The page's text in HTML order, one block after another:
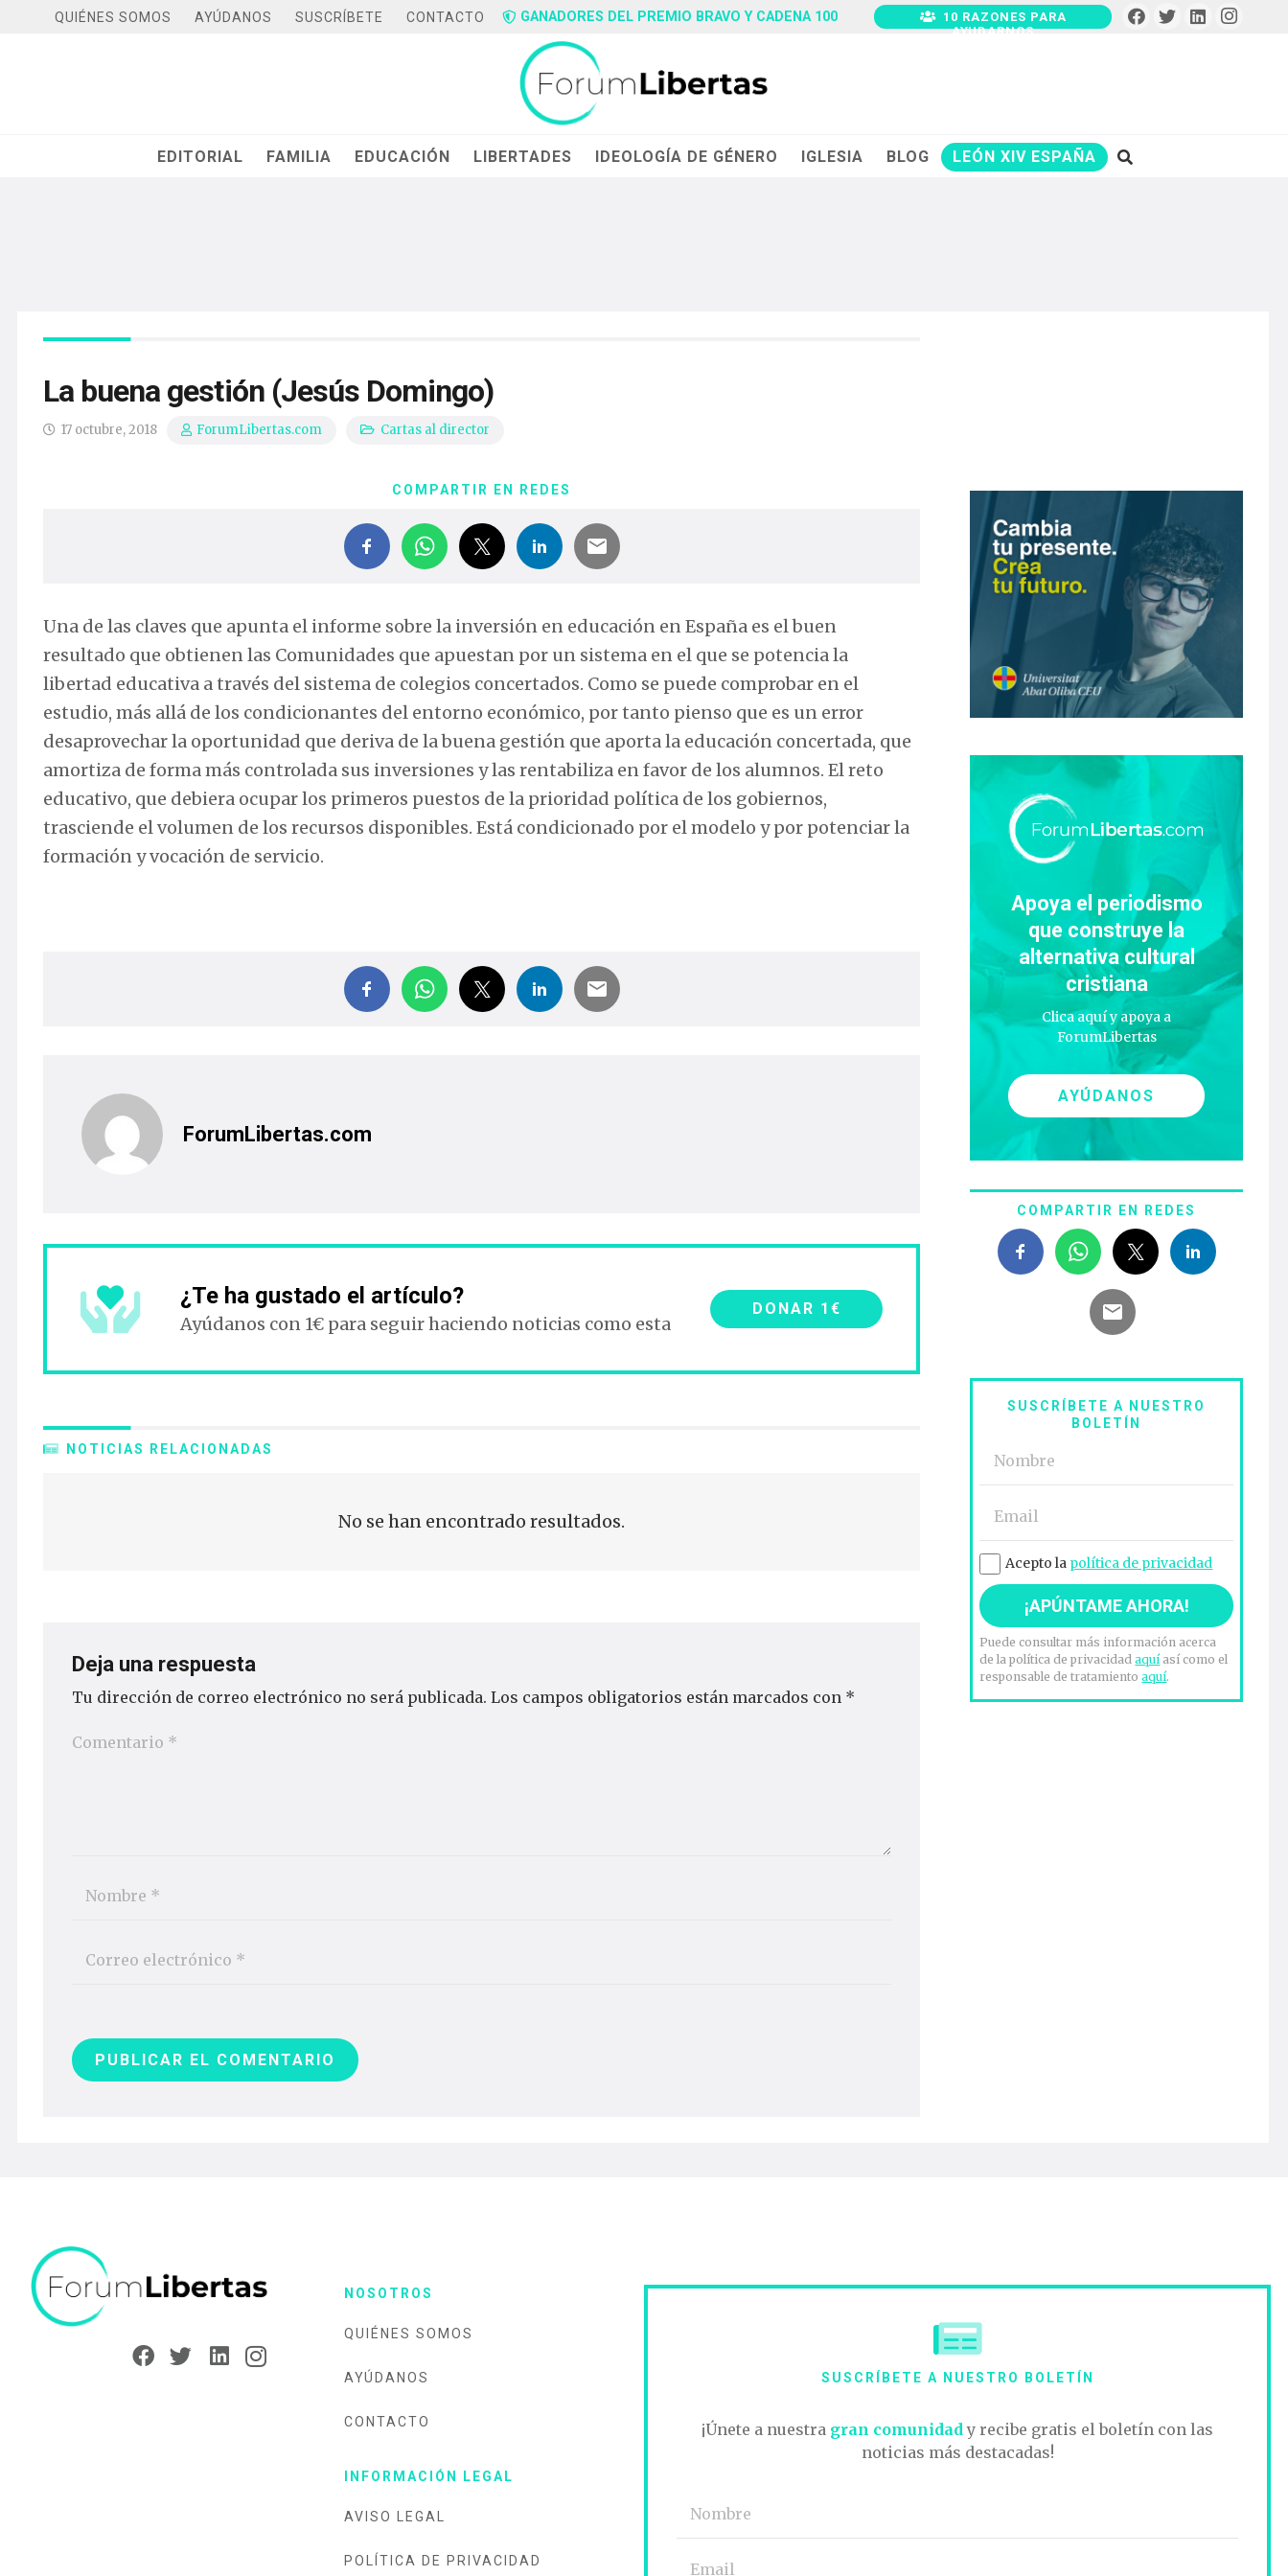
QUIÉNES SOMOS AYÚDANOS SUSCRÍBETE CONTACTO GANADORES DEL PREMIO BRAVO Y CADENA 100
10 RAZONES PARA
AYUDARNOS
EDITORIAL FAMILIA EDUCACIÓN LIBERTADES IDEOLOGÍA DE GÉNERO IGLESIA BLOG LEÓN XIV ESPAÑA
La buena gestión (Jesús Domingo)
17 octubre, 2018 ForumLibertas.com Cartas al director
COMPARTIR EN REDES
Una de las claves que apunta el informe sobre la inversión en educación en España es el buen
resultado que obtienen las Comunidades que apuestan por un sistema en el que se potencia la
libertad educativa a través del sistema de colegios concertados. Como se puede comprobar en el
estudio, más allá de los condicionantes del entorno económico, por tanto pienso que es un error
desaprovechar la oportunidad que deriva de la buena gestión que aporta la educación concertada, que
amortiza de forma más controlada sus inversiones y las rentabiliza en favor de los alumnos. El reto
educativo, que debiera ocupar los primeros puestos de la prioridad política de los gobiernos,
trasciende el volumen de los recursos disponibles. Está condicionado por el modelo y por potenciar la
formación y vocación de servicio.
ForumLibertas.com
¿Te ha gustado el artículo?
Ayúdanos con 1€ para seguir haciendo noticias como esta
DONAR 1€
NOTICIAS RELACIONADAS
No se han encontrado resultados.
Deja una respuesta
Tu dirección de correo electrónico no será publicada. Los campos obligatorios están marcados con *
PUBLICAR EL COMENTARIO
Apoya el periodismo
que construye la
alternativa cultural
cristiana
Clica aquí y apoya a
ForumLibertas
AYÚDANOS
COMPARTIR EN REDES
SUSCRÍBETE A NUESTRO
BOLETÍN
Acepto la política de privacidad
Puede consultar más información acerca
de la política de privacidadaquíasí como el
responsable de tratamientoaquí.
NOSOTROS
QUIÉNES SOMOS
AYÚDANOS
CONTACTO
INFORMACIÓN LEGAL
AVISO LEGAL
POLÍTICA DE PRIVACIDAD
SUSCRÍBETE A NUESTRO BOLETÍN
¡Únete a nuestra gran comunidady recibe gratis el boletín con las
noticias más destacadas!